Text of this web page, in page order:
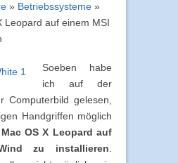
» Betriebssysteme »
Leopard auf einem MSI
Soeben habe
ich auf der
Computerbild gelesen,
Handgriffen möglich
OS X Leopard auf
zu installieren